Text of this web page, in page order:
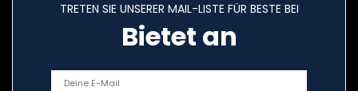
TRETEN SIE UNSERER MAIL-LISTE FÜR BESTE BEI
Bietet an